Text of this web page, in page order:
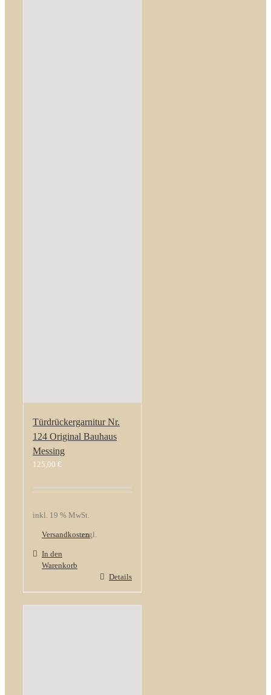
Türdrückergarnitur Nr.
124 Original Bauhaus
Messing
125,00 €
inkl. 19 % MwSt.
zzgl.
Versandkosten
In den
Warenkorb
Details